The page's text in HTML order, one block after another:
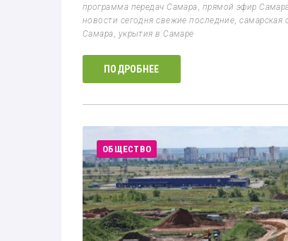
программа передач Самара, прямой эфир
новости сегодня свежие последние,самарская
Самара, укрытия в Самаре
ПОДРОБНЕЕ
ОБЩЕСТВО